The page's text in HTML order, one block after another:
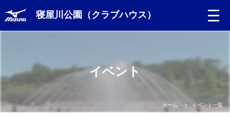
寝屋川公園（クラブハウス）
イベント
ホーム イベント一覧